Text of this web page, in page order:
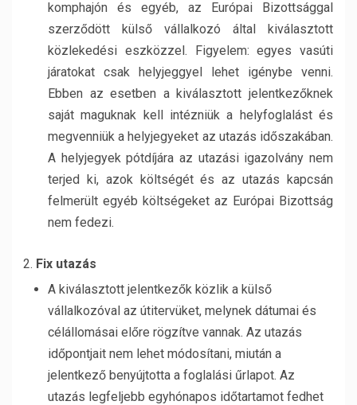
komphajón és egyéb, az Európai Bizottsággal
szerződött külső vállalkozó által kiválasztott
közlekedési eszközzel. Figyelem: egyes vasúti
járatokat csak helyjeggyel lehet igénybe venni.
Ebben az esetben a kiválasztott jelentkezőknek
saját maguknak kell intézniük a helyfoglalást és
megvenniük a helyjegyeket az utazás időszakában.
A helyjegyek pótdíjára az utazási igazolvány nem
terjed ki, azok költségét és az utazás kapcsán
felmerült egyéb költségeket az Európai Bizottság
nem fedezi.
Fix utazás
A kiválasztott jelentkezők közlik a külső
vállalkozóval az útitervüket, melynek dátumai és
célállomásai előre rögzítve vannak. Az utazás
időpontjait nem lehet módosítani, miután a
jelentkező benyújtotta a foglalási űrlapot. Az
utazás legfeljebb egyhónapos időtartamot fedhet